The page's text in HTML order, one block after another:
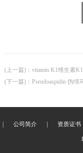
(上一篇) ： vitamin K1维生素
(下一篇) ： Pseudoaspidin 伪绵
公司简介 资质证书